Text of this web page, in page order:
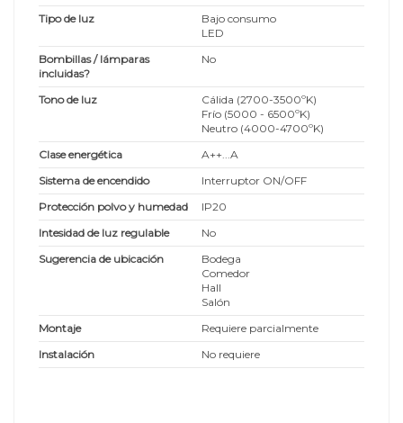
Tipo de luz
Bajo consumo
LED
Bombillas / lámparas
incluidas?
No
Tono de luz
Cálida (2700-3500ºK)
Frío (5000 - 6500ºK)
Neutro (4000-4700ºK)
Clase energética
A++...A
Sistema de encendido
Interruptor ON/OFF
Protección polvo y humedad
IP20
Intesidad de luz regulable
No
Sugerencia de ubicación
Bodega
Comedor
Hall
Salón
Montaje
Requiere parcialmente
Instalación
No requiere